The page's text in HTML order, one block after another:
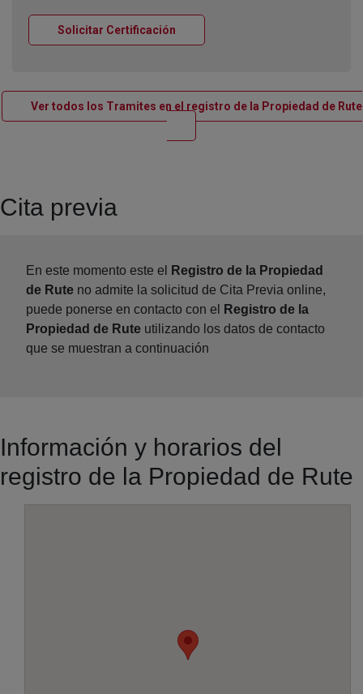
Solicitar Certificación
Ver todos los Tramites en el registro de la Propiedad de Rute
Ventana nueva
Cita previa
En este momento este el
Registro de la Propiedad
de Rute no admite la solicitud de Cita Previa online,
puede ponerse en contacto con el
Registro de la
Propiedad de Rute utilizando los datos de contacto
que se muestran a continuación
Información y horarios del
registro de la Propiedad de Rute